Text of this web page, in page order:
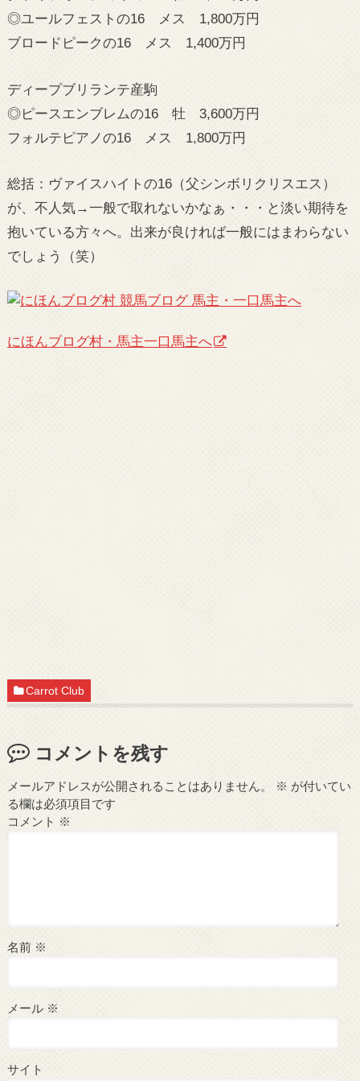
◎ユールフェストの16 メス 1,800万円
ブロードピークの16 メス 1,400万円
ディープブリランテ産駒
◎ピースエンブレムの16 牡 3,600万円
フォルテピアノの16 メス 1,800万円
総括：ヴァイスハイトの16（父シンボリクリスエス）
が、不人気→一般で取れないかなぁ・・・と淡い期待を
抱いている方々へ。出来が良ければ一般にはまわらない
でしょう（笑）
にほんブログ村・馬主一口馬主へ
Carrot Club
コメントを残す
メールアドレスが公開されることはありません。 ※ が付いてい
る欄は必須項目です
コメント ※
名前 ※
メール ※
サイト